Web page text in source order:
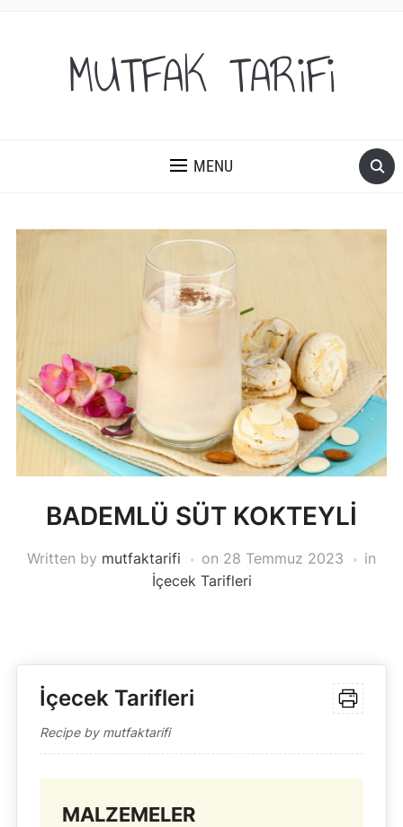
MUTFAK TARiFi
MENU
BADEMLÜ SÜT KOKTEYLİ
Written by mutfaktarifi on 28 Temmuz 2023
in
İçecek Tarifleri
İçecek Tarifleri
Recipe by mutfaktarifi
MALZEMELER